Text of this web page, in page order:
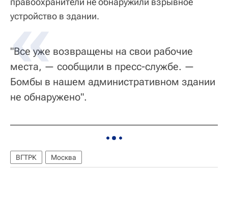
устройство в здании.
"Все уже возвращены на свои рабочие
места, — сообщили в пресс-службе. —
Бомбы в нашем административном здании
не обнаружено".
ВГТРК Москва